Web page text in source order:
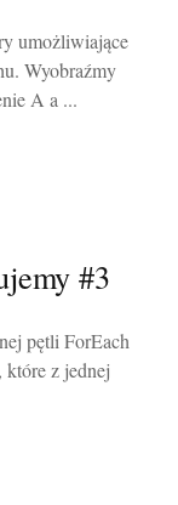
umożliwiające
Wyobraźmy
A a ...
#3
pętli ForEach
które z jednej